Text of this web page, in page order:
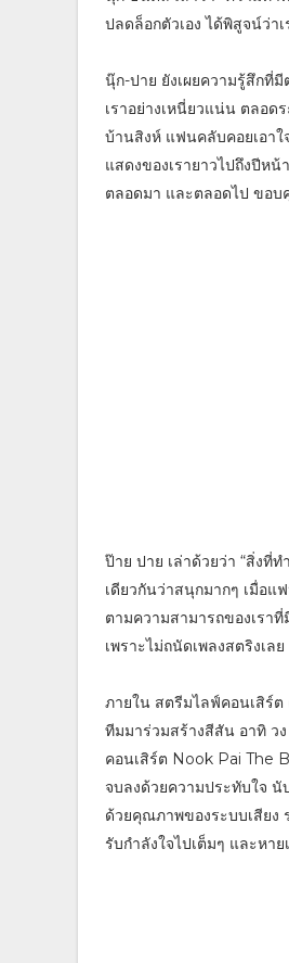
ปลดล็อกตัวเอง ได้พิสูจน์ว่า
นุ๊ก-ปาย ยังเผยความรู้สึกที่
เราอย่างเหนี่ยวแน่น ตลอ
บ้านสิงห์ แฟนคลับคอยเอา
แสดงของเรายาวไปถึงปีห
ตลอดมา และตลอดไป ขอบ
ป๊าย ปาย เล่าด้วยว่า “สิ่งที่
เดียวกันว่าสนุกมากๆ เมื่อแ
ตามความสามารถของเรา
เพราะไม่ถนัดเพลงสตริงเ
ภายใน สตรีมไลฟ์คอนเสิร์
ทีมมาร่วมสร้างสีสัน อาทิ ว
คอนเสิร์ต Nook Pai The
จบลงด้วยความประทับใจ
ด้วยคุณภาพของระบบเสียง
รับกำลังใจไปเต็มๆ และหา